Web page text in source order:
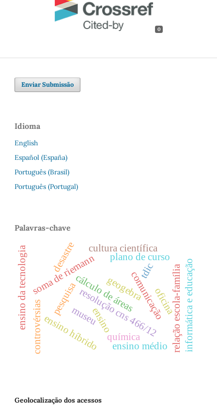
0
Enviar Submissão
Idioma
English
Español (España)
Português (Brasil)
Português (Portugal)
Palavras-chave
cálculo de áreas
tdic
geogebra
soma de riemann
pesquisaresolução cns 466/12
plano de curso
relação escola-família
comunicação
ensino
ensino híbrido
ensino da tecnologia informática e educação
cultura científica
controvérsias
desastre
oficina
química
museu
ensino médio
Geolocalização dos acessos